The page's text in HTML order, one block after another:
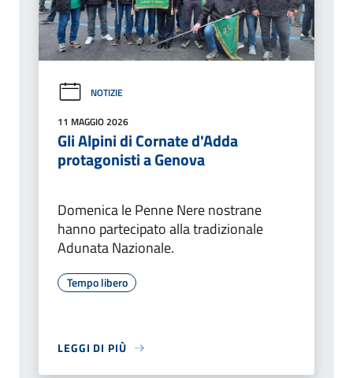
NOTIZIE
11 MAGGIO 2026
Gli Alpini di Cornate d'Adda
protagonisti a Genova
Domenica le Penne Nere nostrane
hanno partecipato alla tradizionale
Adunata Nazionale.
Tempo libero
LEGGI DI PIÙ